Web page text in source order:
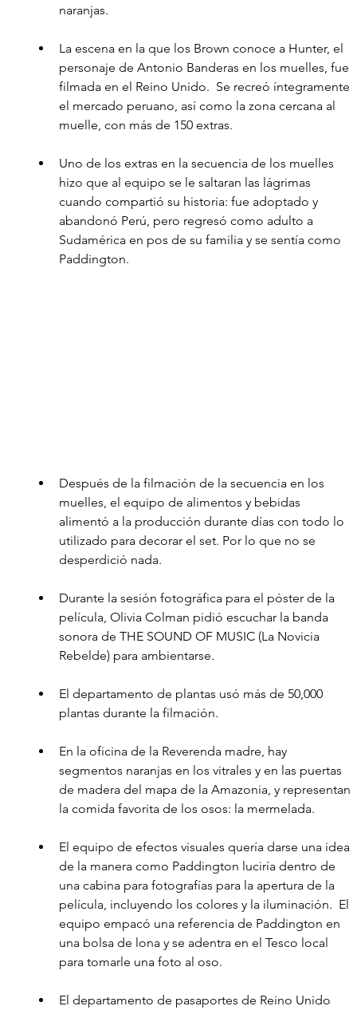
naranjas.
La escena en la que los Brown conoce a Hunter, el
personaje de Antonio Banderas en los muelles, fue
filmada en el Reino Unido.  Se recreó íntegramente
el mercado peruano, así como la zona cercana al
muelle, con más de 150 extras.
Uno de los extras en la secuencia de los muelles
hizo que al equipo se le saltaran las lágrimas
cuando compartió su historia: fue adoptado y
abandonó Perú, pero regresó como adulto a
Sudamérica en pos de su familia y se sentía como
Paddington.
Después de la filmación de la secuencia en los
muelles, el equipo de alimentos y bebidas
alimentó a la producción durante días con todo lo
utilizado para decorar el set. Por lo que no se
desperdició nada.
Durante la sesión fotográfica para el póster de la
película, Olivia Colman pidió escuchar la banda
sonora de THE SOUND OF MUSIC (La Novicia
Rebelde) para ambientarse.
El departamento de plantas usó más de 50,000
plantas durante la filmación.
En la oficina de la Reverenda madre, hay
segmentos naranjas en los vitrales y en las puertas
de madera del mapa de la Amazonia, y representan
la comida favorita de los osos: la mermelada.
El equipo de efectos visuales quería darse una idea
de la manera como Paddington luciría dentro de
una cabina para fotografías para la apertura de la
película, incluyendo los colores y la iluminación.  El
equipo empacó una referencia de Paddington en
una bolsa de lona y se adentra en el Tesco local
para tomarle una foto al oso.
El departamento de pasaportes de Reino Unido